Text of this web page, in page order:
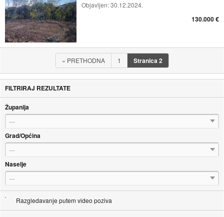
Objavljen:30.12.2024.
130.000 €
« PRETHODNA 1 Stranica2
FILTRIRAJ REZULTATE
Županija
---
Grad/Općina
---
Naselje
---
Razgledavanje putem video poziva